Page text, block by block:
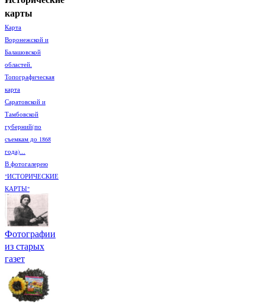
карты
Карта
Воронежской и
Балашовской
областей.
Топографическая
карта
Саратовской и
Тамбовской
губерний(по
съемкам до 1868
года)...
В фотогалерею
"ИСТОРИЧЕСКИЕ
КАРТЫ"
Фотографии
из старых
газет